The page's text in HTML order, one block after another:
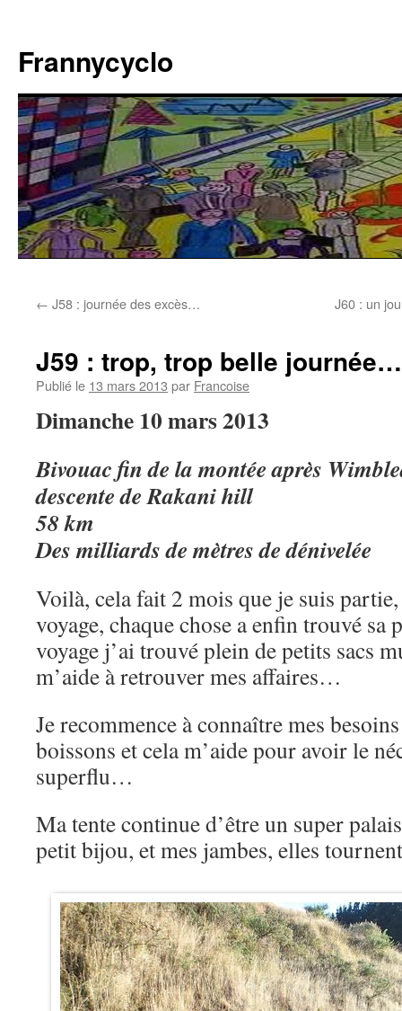
contenu
Frannycyclo
← J58 : journée des excès… J60 : un
J59 : trop, trop belle journée…
Publié le 13 mars 2013 par Francoise
Dimanche 10 mars 2013
Bivouac fin de la montée après
descente de Rakani hill
58 km
Des milliards de mètres de dénivelée
Voilà, cela fait 2 mois que je suis
voyage, chaque chose a enfin trouvé sa
voyage j’ai trouvé plein de petits sacs
m’aide à retrouver mes affaires…
Je recommence à connaître mes
boissons et cela m’aide pour avoir le
superflu…
Ma tente continue d’être un super
petit bijou, et mes jambes, elles